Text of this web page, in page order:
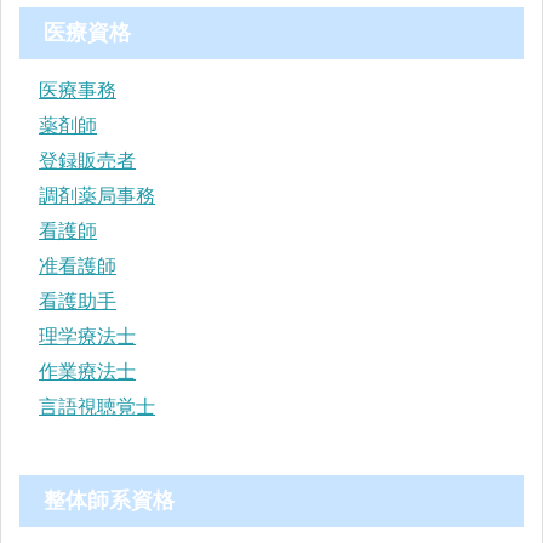
医療資格
医療事務
薬剤師
登録販売者
調剤薬局事務
看護師
准看護師
看護助手
理学療法士
作業療法士
言語視聴覚士
整体師系資格